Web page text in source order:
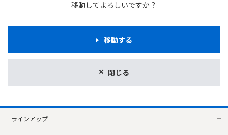
移動してよろしいですか？
閉じる
移動する
ラインアップ